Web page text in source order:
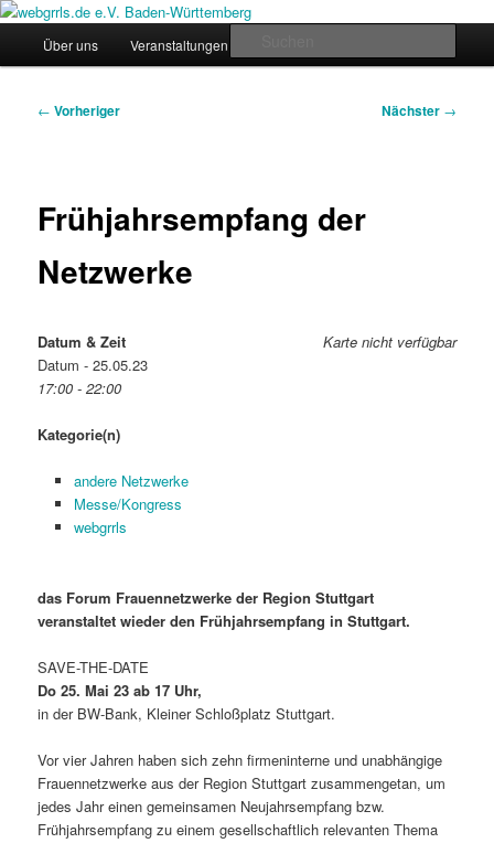
Zum
primären
webgrrls.de e.V. Baden-
Regiogruppe Baden-Württemberg der webgrrls.de e.V.
HauptmenüÜber uns Veranstaltungen
Beitragsnavigation
← Vorheriger Nächster →
Frühjahrsempfang der
Netzwerke
Karte nicht verfügbar
Datum & Zeit
Datum - 25.05.23
17:00 - 22:00
Kategorie(n)
andere Netzwerke
Messe/Kongress
webgrrls
das Forum Frauennetzwerke der Region Stuttgart
veranstaltet wieder den Frühjahrsempfang in Stuttgart.
SAVE-THE-DATE
Do 25. Mai 23 ab 17 Uhr,
in der BW-Bank, Kleiner Schloßplatz Stuttgart.
Vor vier Jahren haben sich zehn firmeninterne und unabhängige
Frauennetzwerke aus der Region Stuttgart zusammengetan, um
jedes Jahr einen gemeinsamen Neujahrsempfang bzw.
Frühjahrsempfang zu einem gesellschaftlich relevanten Thema